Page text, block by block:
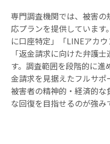
専門調査機関では、被害
応プランを提供しています
に口座特定」「LINEアカ
「返金請求に向けた弁護
す。調査範囲を段階的に
金請求を見据えたフルサポ
被害者の精神的・経済的
な回復を目指せるのが強み